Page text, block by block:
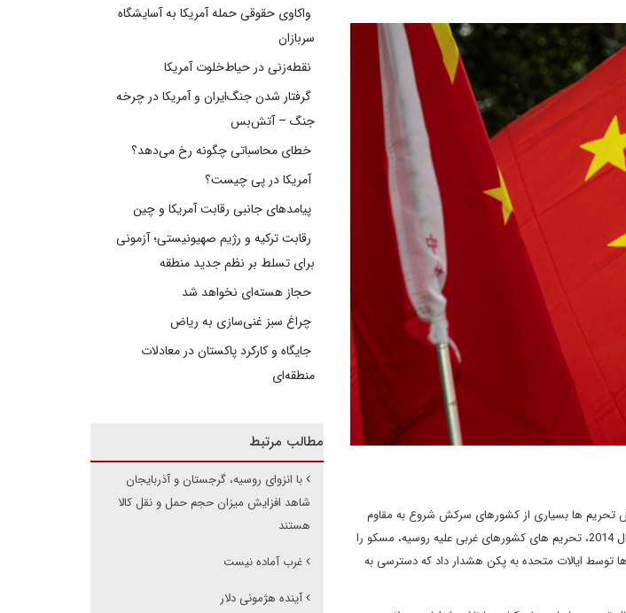
تحریم ها بسیاری از کشورهای سرکش شروع به مقاوم
کردن اقتصاد خود کرده اند. در سال 2012، ایالات متحده ارتباط ایران با شبکه سوئیفت را قطع کرد. در سال 2014، تحریم های کشورهای غربی علیه روسیه، مسکو را
دهد. در سال 2017 نیز قطع صادرات نیمه هادی ها توسط ایالات متحده به پکن هشدار داد که دسترسی به
واکاوی حقوقی حمله آمریکا به آسایشگاه
سربازان
نقطه‌زنی در حیاط‌خلوت آمریکا
گرفتار شدن جنگ‌ایران و آمریکا در چرخه
جنگ – آتش‌بس
خطای محاسباتی چگونه رخ می‌دهد؟
آمریکا در پی چیست؟
پیامدهای جانبی رقابت آمریکا و چین
رقابت ترکیه و رژیم صهیونیستی؛ آزمونی
برای تسلط بر نظم جدید منطقه
حجاز هسته‌ای نخواهد شد
چراغ سبز غنی‌سازی به ریاض
جایگاه و کارکرد پاکستان در معادلات
منطقه‌ای
مطالب مرتبط
با انزوای روسیه، گرجستان و آذربایجان
شاهد افزایش میزان حجم حمل و نقل کالا
هستند
غرب آماده نیست
آینده هژمونی دلار